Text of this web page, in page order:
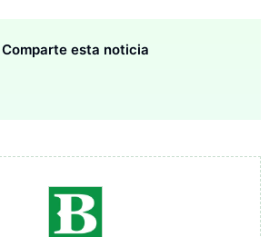
Comparte esta noticia